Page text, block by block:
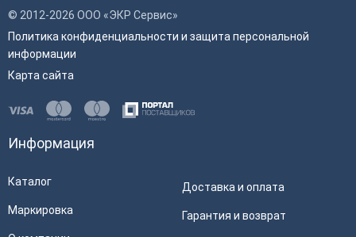
© 2012-2026 ООО «ЭКР Сервис»
Политика конфиденциальности и защита персональной
информации
Карта сайта
Информация
Каталог
Маркировка
Доставка и оплата
Гарантия и возврат